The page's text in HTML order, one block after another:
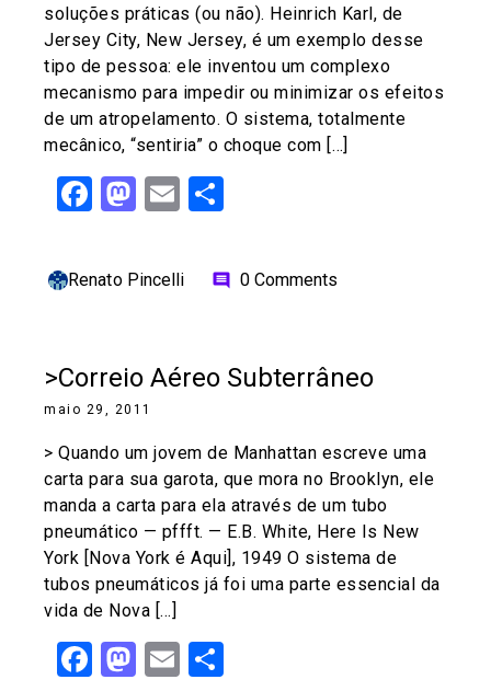
soluções práticas (ou não). Heinrich Karl, de
Jersey City, New Jersey, é um exemplo desse
tipo de pessoa: ele inventou um complexo
mecanismo para impedir ou minimizar os efeitos
de um atropelamento. O sistema, totalmente
mecânico, “sentiria” o choque com […]
Facebook
Mastodon
Email
Renato Pincelli comment 0 Comments
>Correio Aéreo Subterrâneo
maio 29, 2011
> Quando um jovem de Manhattan escreve uma
carta para sua garota, que mora no Brooklyn, ele
manda a carta para ela através de um tubo
pneumático — pffft. — E.B. White, Here Is New
York [Nova York é Aqui], 1949 O sistema de
tubos pneumáticos já foi uma parte essencial da
vida de Nova […]
Facebook
Mastodon
Email